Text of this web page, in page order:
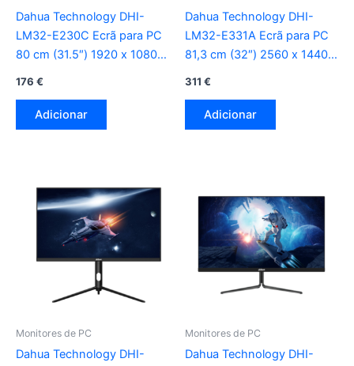
Dahua Technology DHI-
LM32-E230C Ecrã para PC
80 cm (31.5″) 1920 x 1080
176 €
Adicionar
Dahua Technology DHI-
LM32-E331A Ecrã para PC
81,3 cm (32″) 2560 x 1440
311 €
Adicionar
Monitores de PC
Dahua Technology DHI-
Monitores de PC
Dahua Technology DHI-